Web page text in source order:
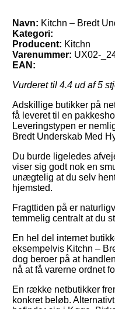
Navn: Kitchn – Bredt
Kategori:
Producent: Kitchn
Varenummer: UX02-
EAN:
Vurderet til 4.4 ud af 5
Adskillige butikker på
få leveret til en
Leveringstypen er
Bredt Underskab Med
Du burde ligeledes
viser sig godt nok en
unægtelig at du selv
hjemsted.
Fragttiden på er
temmelig centralt at du
En hel del internet
eksempelvis Kitchn –
dog beroer på at
nå at få varerne ordnet
En række netbutikker
konkret beløb.